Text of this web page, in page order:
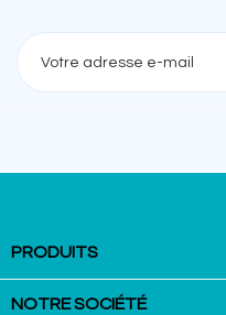
PRODUITS
NOTRE SOCIÉTÉ